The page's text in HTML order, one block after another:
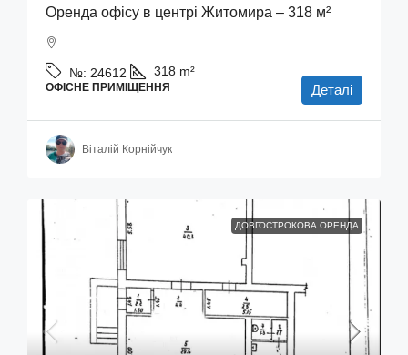
Оренда офісу в центрі Житомира – 318 м²
№: 24612 318 m²
ОФІСНЕ ПРИМІЩЕННЯ Деталі
Віталій Корнійчук
ДОВГОСТРОКОВА ОРЕНДА